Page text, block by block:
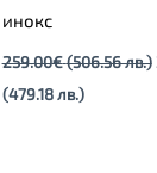
инокс
259.00€(506.56 лв.)
(479.18 лв.)